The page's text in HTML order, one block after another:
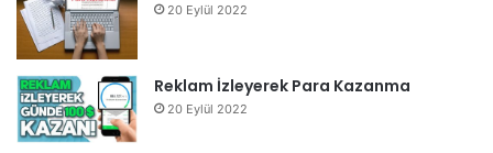
20 Eylül 2022
Reklam İzleyerek Para Kazanma
20 Eylül 2022